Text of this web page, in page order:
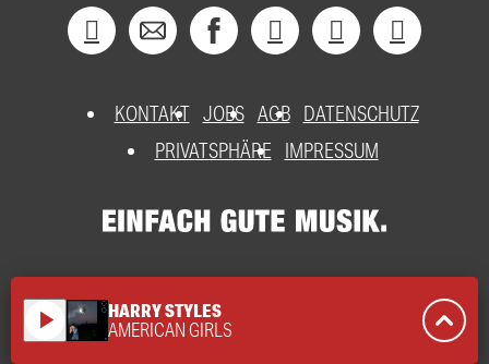
KONTAKT JOBS AGB DATENSCHUTZ
PRIVATSPHÄRE
IMPRESSUM
play_arrow HARRY STYLES
AMERICAN GIRLS